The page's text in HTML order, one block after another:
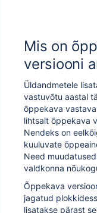
Mis on
versiooni
Üldandmetele
vastuvõtu aastal
õppekava
lihtsalt õppekava
Nendeks on
kuuluvate
Need
valdkonna
Õppekava
jagatud
lisatakse pärast